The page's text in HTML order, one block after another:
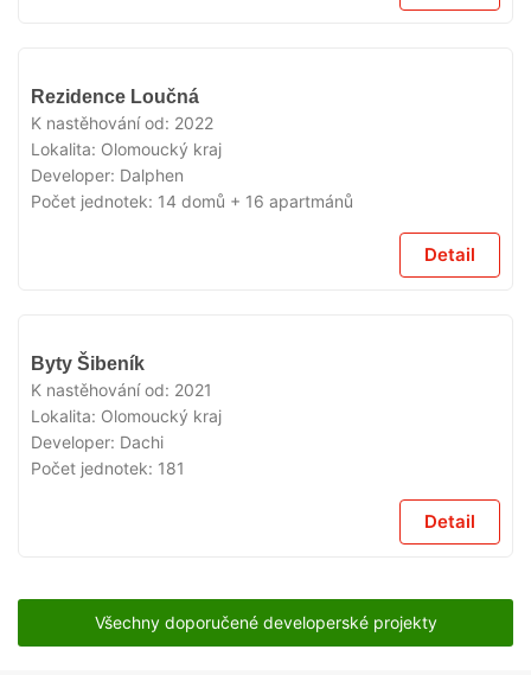
Rezidence Loučná
K nastěhování od: 2022
Lokalita: Olomoucký kraj
Developer: Dalphen
Počet jednotek: 14 domů + 16 apartmánů
Detail
Byty Šibeník
K nastěhování od: 2021
Lokalita: Olomoucký kraj
Developer: Dachi
Počet jednotek: 181
Detail
Všechny doporučené developerské projekty